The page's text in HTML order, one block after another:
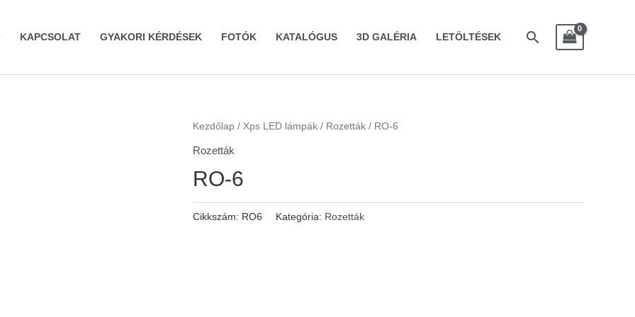
KAPCSOLAT GYAKORI KÉRDÉSEK FOTÓK KATALÓGUS 3D GALÉRIA LETÖLTÉSEK Search
Kezdőlap / Xps LED lámpák / Rozetták / RO-6
Rozetták
RO-6
Cikkszám: RO6 Kategória: Rozetták